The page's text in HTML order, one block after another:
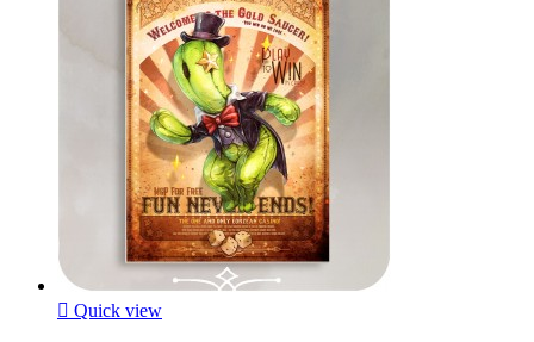
 Quick view